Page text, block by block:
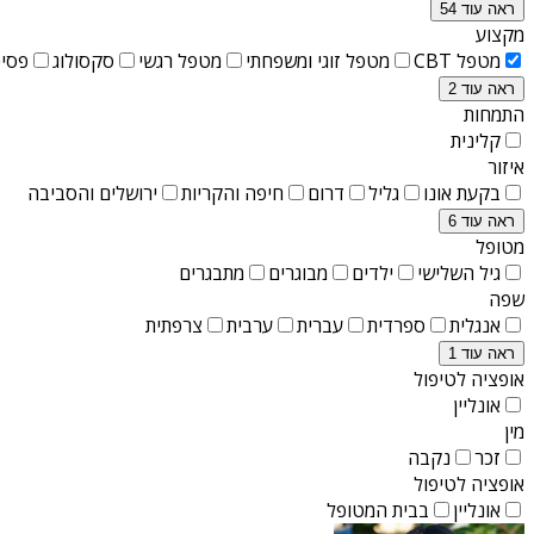
ראה עוד 54
מקצוע
מטפל CBT
מטפל זוגי ומשפחתי מטפל רגשי סקסולוג
ראה עוד 2
התמחות
קלינית
איזור
בקעת אונו
גליל דרום חיפה והקריות ירושלים והסביבה
ראה עוד 6
מטופל
גיל השלישי
ילדים מבוגרים
מתבגרים
שפה
אנגלית
ספרדית עברית ערבית צרפתית
ראה עוד 1
אופציה לטיפול
אונליין
מין
זכר
נקבה
אופציה לטיפול
אונליין
בבית המטופל